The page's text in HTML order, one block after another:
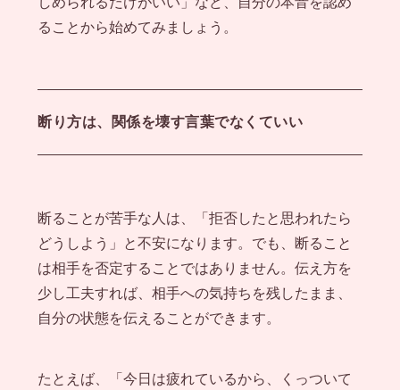
ることから始めてみましょう。
断り方は、関係を壊す言葉でなくていい
断ることが苦手な人は、「拒否したと思われたら
どうしよう」と不安になります。でも、断ること
は相手を否定することではありません。伝え方を
少し工夫すれば、相手への気持ちを残したまま、
自分の状態を伝えることができます。
たとえば、「今日は疲れているから、くっついて